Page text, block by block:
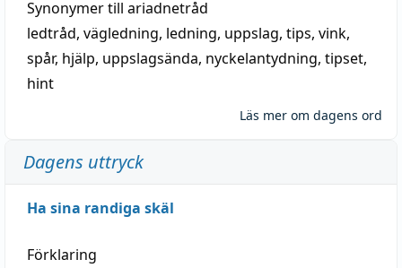
Synonymer till ariadnetråd
ledtråd, vägledning, ledning, uppslag, tips, vink,
spår, hjälp, uppslagsända, nyckelantydning, tipset,
hint
Läs mer om dagens ord
Dagens uttryck
Ha sina randiga skäl
Förklaring